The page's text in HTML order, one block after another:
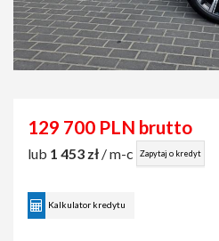
129 700 PLN brutto
lub 1 453 zł / m-c Zapytaj o kredyt
Kalkulator kredytu